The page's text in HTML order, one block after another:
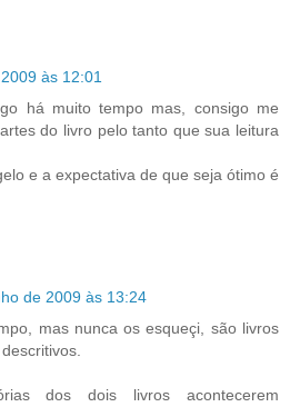
às 12:01
há muito tempo mas, consigo me
do livro pelo tanto que sua leitura
e a expectativa de que seja ótimo é
de 2009 às 13:24
mas nunca os esqueçi, são livros
dos dois livros acontecerem